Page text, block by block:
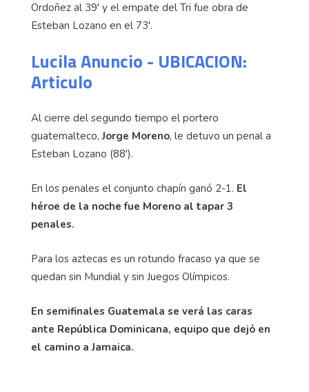
Ordoñez al 39' y el empate del Tri fue obra de
Esteban Lozano en el 73'.
Lucila Anuncio - UBICACION:
Articulo
Al cierre del segundo tiempo el portero
guatemalteco,Jorge Moreno, le detuvo un penal a
Esteban Lozano (88').
En los penales el conjunto chapín ganó 2-1. El
héroe de la noche fue Moreno al tapar 3
penales.
Para los aztecas es un rotundo fracaso ya que se
quedan sin Mundial y sin Juegos Olímpicos.
En semifinales Guatemala se verá las caras
ante República Dominicana, equipo que dejó en
el camino a Jamaica.